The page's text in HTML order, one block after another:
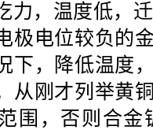
力，温度低，
极电位较负的
下，降低温度
从刚才列举黄
围，否则合